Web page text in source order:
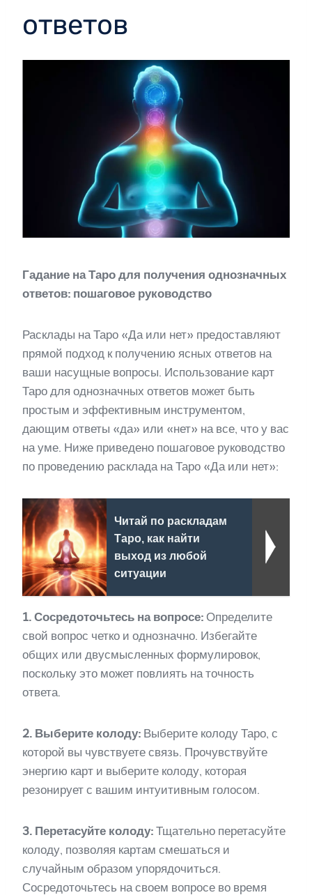
ответов
Гадание на Таро для получения однозначных
ответов: пошаговое руководство
Расклады на Таро «Да или нет» предоставляют
прямой подход к получению ясных ответов на
ваши насущные вопросы. Использование карт
Таро для однозначных ответов может быть
простым и эффективным инструментом,
дающим ответы «да» или «нет» на все, что у вас
на уме. Ниже приведено пошаговое руководство
по проведению расклада на Таро «Да или нет»:
Читай по раскладам
Таро, как найти
выход из любой
ситуации
1. Сосредоточьтесь на вопросе: Определите
свой вопрос четко и однозначно. Избегайте
общих или двусмысленных формулировок,
поскольку это может повлиять на точность
ответа.
2. Выберите колоду: Выберите колоду Таро, с
которой вы чувствуете связь. Прочувствуйте
энергию карт и выберите колоду, которая
резонирует с вашим интуитивным голосом.
3. Перетасуйте колоду: Тщательно перетасуйте
колоду, позволяя картам смешаться и
случайным образом упорядочиться.
Сосредоточьтесь на своем вопросе во время